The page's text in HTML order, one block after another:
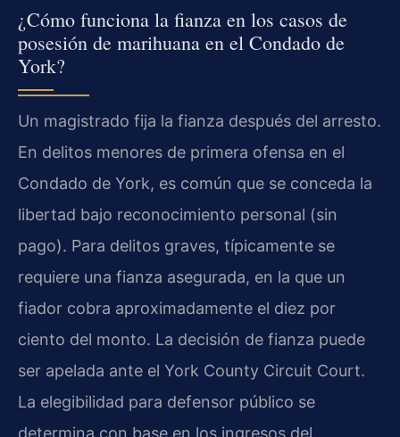
¿Cómo funciona la fianza en los casos de
posesión de marihuana en el Condado de
York?
Un magistrado fija la fianza después del arresto.
En delitos menores de primera ofensa en el
Condado de York, es común que se conceda la
libertad bajo reconocimiento personal (sin
pago). Para delitos graves, típicamente se
requiere una fianza asegurada, en la que un
fiador cobra aproximadamente el diez por
ciento del monto. La decisión de fianza puede
ser apelada ante el York County Circuit Court.
La elegibilidad para defensor público se
determina con base en los ingresos del